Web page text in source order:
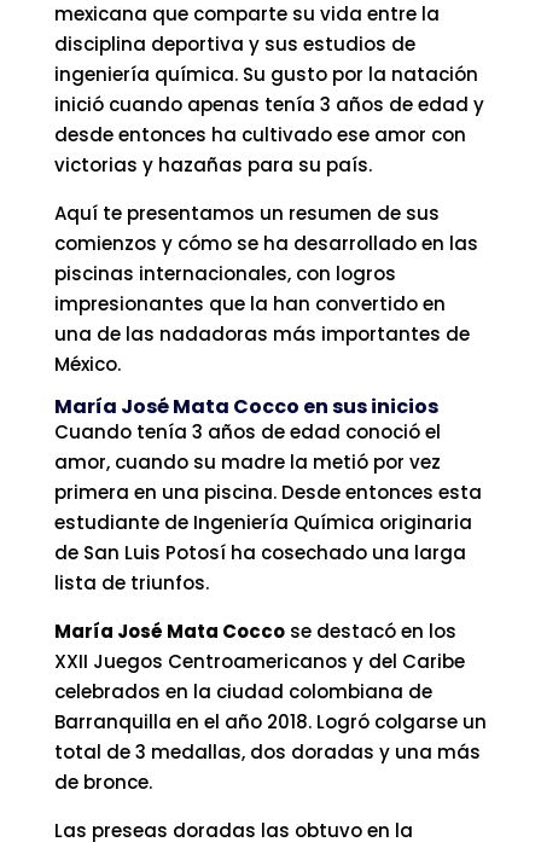
mexicana que comparte su vida entre la
disciplina deportiva y sus estudios de
ingeniería química. Su gusto por la natación
inició cuando apenas tenía 3 años de edad y
desde entonces ha cultivado ese amor con
victorias y hazañas para su país.
Aquí te presentamos un resumen de sus
comienzos y cómo se ha desarrollado en las
piscinas internacionales, con logros
impresionantes que la han convertido en
una de las nadadoras más importantes de
México.
María José Mata Cocco en sus inicios
Cuando tenía 3 años de edad conoció el
amor, cuando su madre la metió por vez
primera en una piscina. Desde entonces esta
estudiante de Ingeniería Química originaria
de San Luis Potosí ha cosechado una larga
lista de triunfos.
María José Mata Coccose destacó en los
XXII Juegos Centroamericanos y del Caribe
celebrados en la ciudad colombiana de
Barranquilla en el año 2018. Logró colgarse un
total de 3 medallas, dos doradas y una más
de bronce.
Las preseas doradas las obtuvo en la